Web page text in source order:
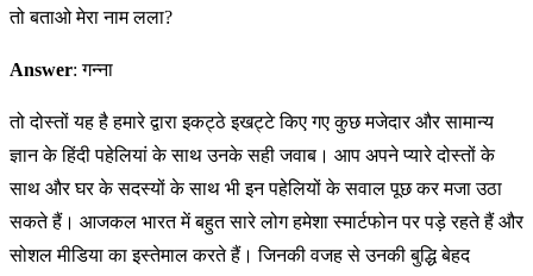
तो बताओ मेरा नाम लला?
Answer: गन्ना
तो दोस्तों यह है हमारे द्वारा इकट्ठे इखट्टे किए गए कुछ मजेदार और सामान्य
ज्ञान के हिंदी पहेलियां के साथ उनके सही जवाब। आप अपने प्यारे दोस्तों के
साथ और घर के सदस्यों के साथ भी इन पहेलियों के सवाल पूछ कर मजा उठा
सकते हैं। आजकल भारत में बहुत सारे लोग हमेशा स्मार्टफोन पर पड़े रहते हैं और
सोशल मीडिया का इस्तेमाल करते हैं। जिनकी वजह से उनकी बुद्धि बेहद